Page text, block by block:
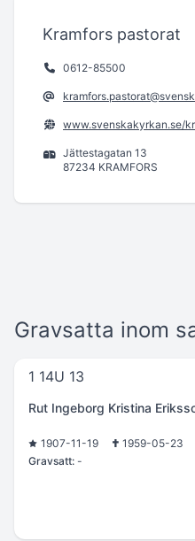
Kramfors pastorat
0612-85500
www.svenskakyrkan.se/
Jättestagatan 13
87234 KRAMFORS
Gravsatta inom
1 14U 13
Rut Ingeborg Kristina
1907-11-19
1959-05-23
Gravsatt: -